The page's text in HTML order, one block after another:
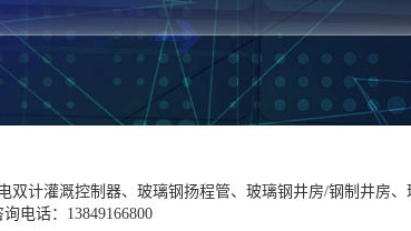
双计灌溉控制器、玻璃钢扬程管、玻璃钢井房/钢制井房
电话：13849166800